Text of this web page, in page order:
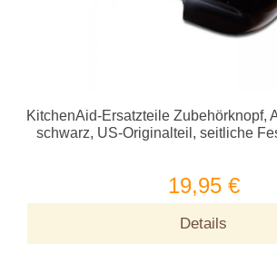
KitchenAid-Ersatzteile Zubehörknopf,
schwarz, US-Originalteil, seitliche
19,95 €
Details